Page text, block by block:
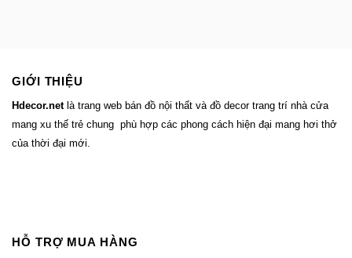
GIỚI THIỆU
Hdecor.netlà trang web bán đồ nội thất và đồ decor trang trí nhà cửa
mang xu thế trẻ chung phù hợp các phong cách hiện đại mang hơi thở
của thời đại mới.
HỖ TRỢ MUA HÀNG